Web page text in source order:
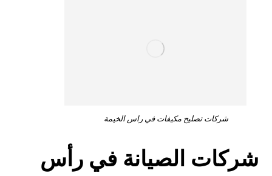
شركات تصليح مكيفات في راس الخيمة
شركات الصيانة في رأس